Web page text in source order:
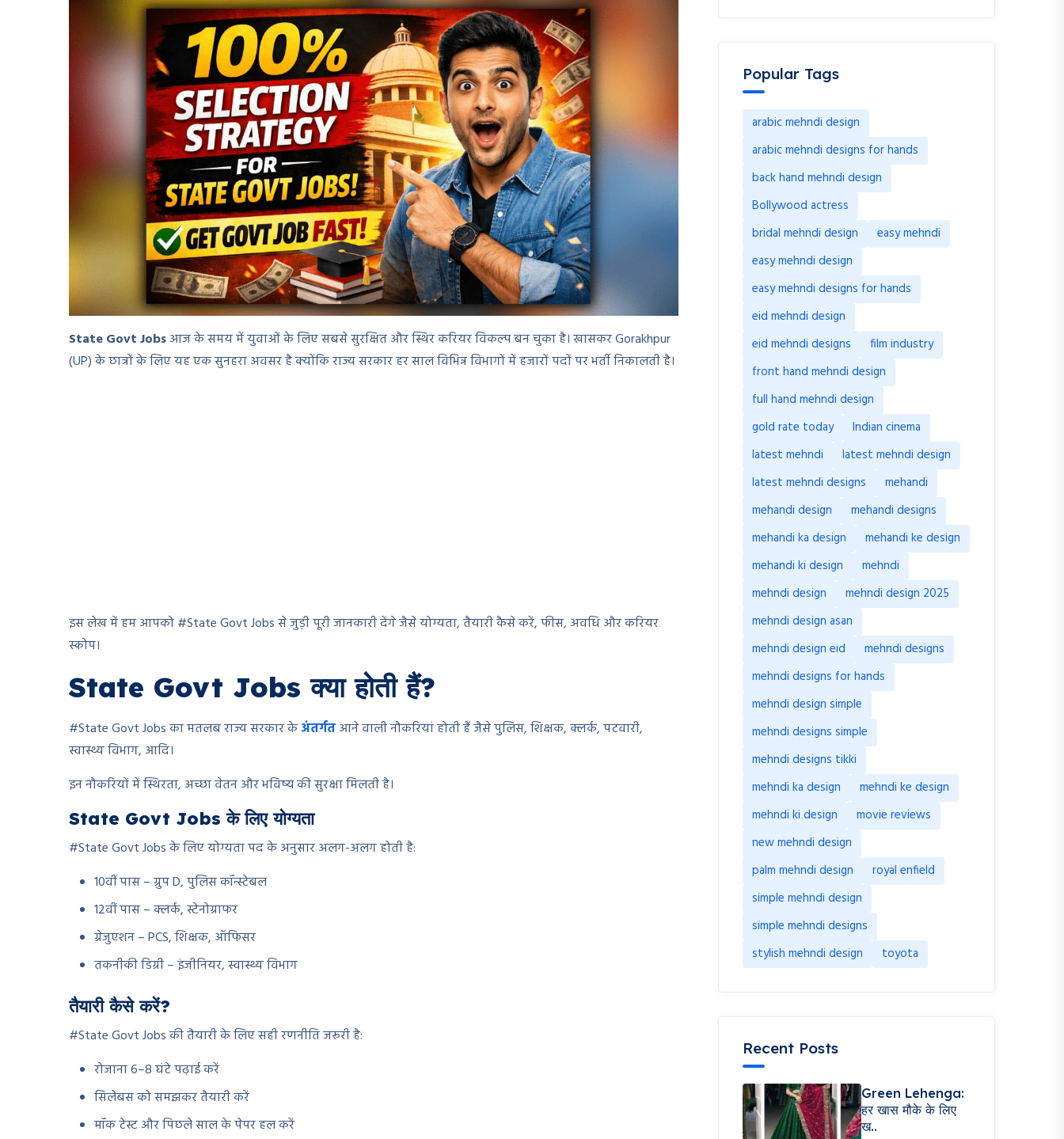
State Govt Jobsआज के समय में युवाओं के लिए सबसे सुरक्षित और स्थिर करियर विकल्प बन चुका है। खासकर Gorakhpur
(UP) के छात्रों के लिए यह एक सुनहरा अवसर है क्योंकि राज्य सरकार हर साल विभिन्न विभागों में हजारों पदों पर भर्ती निकालती है।
इस लेख में हम आपको #State Govt Jobs से जुड़ी पूरी जानकारी देंगे जैसे योग्यता, तैयारी कैसे करें, फीस, अवधि और करियर
स्कोप।
State Govt Jobs क्या होती हैं?
#State Govt Jobs का मतलब राज्य सरकार केअंतर्गतआने वाली नौकरियां होती हैं जैसे पुलिस, शिक्षक, क्लर्क, पटवारी,
स्वास्थ्य विभाग, आदि।
इन नौकरियों में स्थिरता, अच्छा वेतन और भविष्य की सुरक्षा मिलती है।
State Govt Jobs के लिए योग्यता
#State Govt Jobs के लिए योग्यता पद के अनुसार अलग-अलग होती है:
10वीं पास – ग्रुप D, पुलिस कॉन्स्टेबल
12वीं पास – क्लर्क, स्टेनोग्राफर
ग्रेजुएशन – PCS, शिक्षक, ऑफिसर
तकनीकी डिग्री – इंजीनियर, स्वास्थ्य विभाग
तैयारी कैसे करें?
#State Govt Jobs की तैयारी के लिए सही रणनीति जरूरी है:
रोजाना 6–8 घंटे पढ़ाई करें
सिलेबस को समझकर तैयारी करें
मॉक टेस्ट और पिछले साल के पेपर हल करें
Popular Tags
arabic mehndi design
arabic mehndi designs for hands
back hand mehndi design
Bollywood actress
bridal mehndi design
easy mehndi
easy mehndi design
easy mehndi designs for hands
eid mehndi design
eid mehndi designs
film industry
front hand mehndi design
full hand mehndi design
gold rate today
Indian cinema
latest mehndi
latest mehndi design
latest mehndi designs
mehandi
mehandi design
mehandi designs
mehandi ka design
mehandi ke design
mehandi ki design
mehndi
mehndi design
mehndi design 2025
mehndi design asan
mehndi design eid
mehndi designs
mehndi designs for hands
mehndi design simple
mehndi designs simple
mehndi designs tikki
mehndi ka design
mehndi ke design
mehndi ki design
movie reviews
new mehndi design
palm mehndi design
royal enfield
simple mehndi design
simple mehndi designs
stylish mehndi design
toyota
Recent Posts
Green Lehenga:
हर खास मौके के लिए
ख..